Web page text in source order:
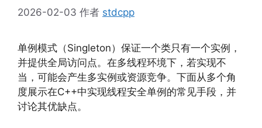
2026-02-03 作者 stdcpp
单例模式（Singleton）保证一个类只有一个实例，
并提供全局访问点。在多线程环境下，若实现不
当，可能会产生多实例或资源竞争。下面从多个角
度展示在C++中实现线程安全单例的常见手段，并
讨论其优缺点。